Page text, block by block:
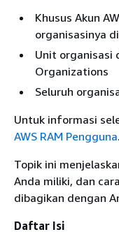
Khusus Akun
organisasinya
Unit organisasi
Organizations
Seluruh
Untuk informasi
AWS RAM Pengguna.
Topik ini
Anda miliki, dan
dibagikan dengan
Daftar Isi